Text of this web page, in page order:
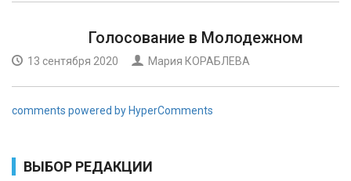
Голосование в Молодежном
13 сентября 2020 Мария КОРАБЛЕВА
comments powered by HyperComments
ВЫБОР РЕДАКЦИИ